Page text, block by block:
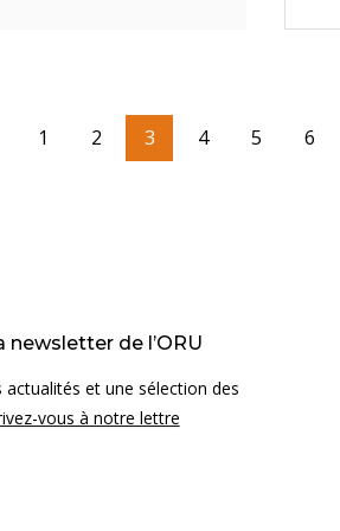
pageprécédente
Page
1 Page
2 Page courante
3 Page
4 Page
5 Page
6
newsletter de l’ORU
actualités et une sélection des
vous à notre lettre